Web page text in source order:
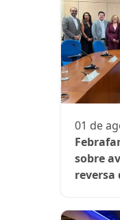
01 de
sobre
reversa